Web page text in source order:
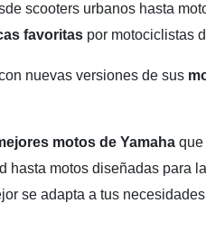
scooters urbanos hasta
favoritas por motociclistas
nuevas versiones de sus
motos de Yamaha que
hasta motos diseñadas para
se adapta a tus